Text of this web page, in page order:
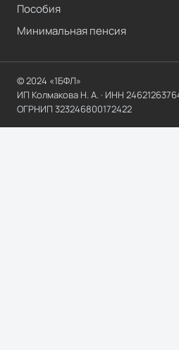
Пособия
Минимальная пенсия
© 2024 «1БФЛ»
ИП Колмакова Н. А. · ИНН
ОГРНИП 323246800172422